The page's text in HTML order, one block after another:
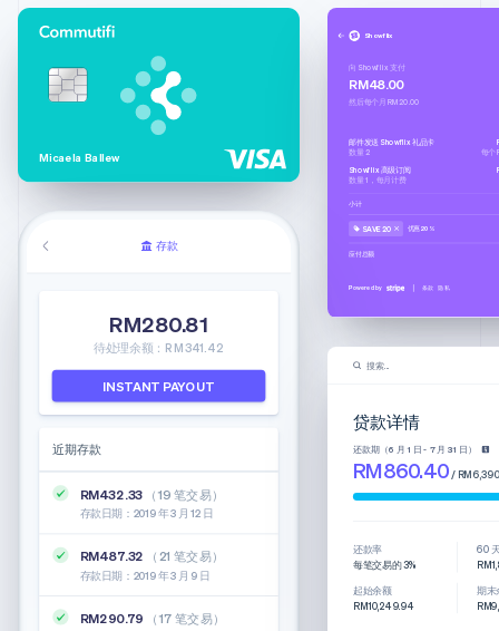
Micaela Ballew
Showflix
向 Showflix 支付
RM48.00
然后每个月 RM20.00
邮件发送 Showflix 礼品卡
数量 2
每个
Showflix 高级订阅
数量 1，每月计费
小计
SAVE20 优惠 20%
应付总额
Powered by 条款 隐私
存款
RM280.81
待处理余额：RM341.42
INSTANT PAYOUT
近期存款
RM432.33 （19 笔交易）
存款日期：2019 年 3 月 12 日
RM487.32 （21 笔交易）
存款日期：2019 年 3 月 9 日
RM290.79 （17 笔交易）
搜索...
贷款详情
还款期（6 月 1 日 - 7 月 31 日）
RM860.40/
还款率
每笔交易的 3%
60
起始余额
RM10,249.94
期末